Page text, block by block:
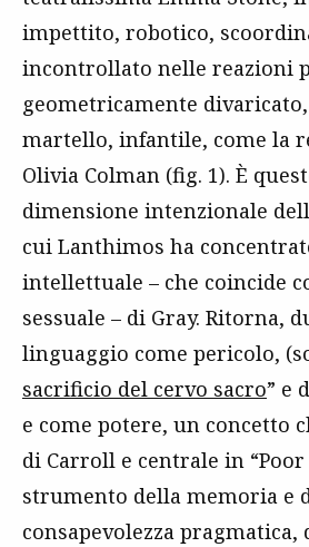
impettito, robotico,
incontrollato nelle reazioni
geometricamente
martello, infantile, come la
Olivia Colman (fig. 1). È
dimensione intenzionale
cui Lanthimos ha
intellettuale – che coincide
sessuale – di Gray. Ritorna,
linguaggio come pericolo,
sacrificio del cervo sacro” e
e come potere, un concetto
di Carroll e centrale in
strumento della memoria e
consapevolezza pragmatica,